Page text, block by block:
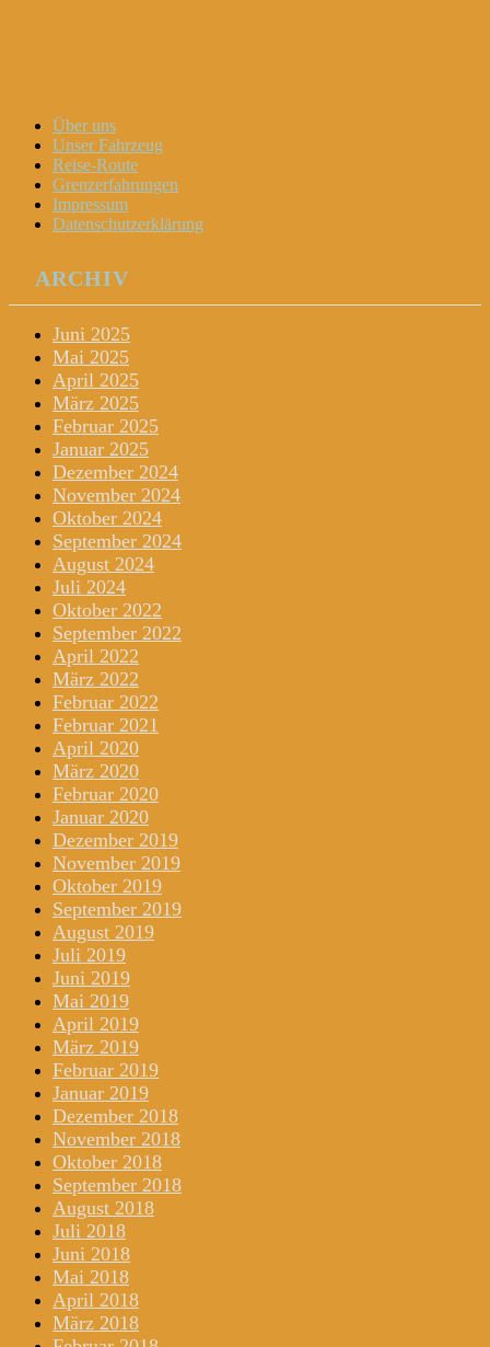
Menu
Widgets
Search
Skip
content
Über uns
Unser Fahrzeug
Reise-Route
Grenzerfahrungen
Impressum
Datenschutzerklärung
ARCHIV
Juni 2025
Mai 2025
April 2025
März 2025
Februar 2025
Januar 2025
Dezember 2024
November 2024
Oktober 2024
September 2024
August 2024
Juli 2024
Oktober 2022
September 2022
April 2022
März 2022
Februar 2022
Februar 2021
April 2020
März 2020
Februar 2020
Januar 2020
Dezember 2019
November 2019
Oktober 2019
September 2019
August 2019
Juli 2019
Juni 2019
Mai 2019
April 2019
März 2019
Februar 2019
Januar 2019
Dezember 2018
November 2018
Oktober 2018
September 2018
August 2018
Juli 2018
Juni 2018
Mai 2018
April 2018
März 2018